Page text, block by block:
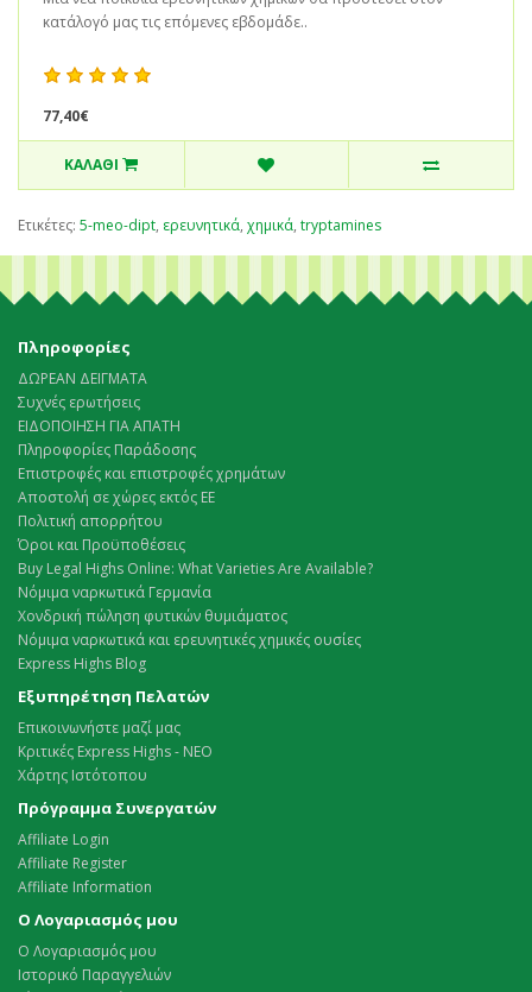
κατάλογό μας τις επόμενες εβδομάδε..
77,40€
ΚΑΛΆΘΙ
Ετικέτες: 5-meo-dipt, ερευνητικά, χημικά, tryptamines
Πληροφορίες
ΔΩΡΕΑΝ ΔΕΙΓΜΑΤΑ
Συχνές ερωτήσεις
ΕΙΔΟΠΟΙΗΣΗ ΓΙΑ ΑΠΑΤΗ
Πληροφορίες Παράδοσης
Επιστροφές και επιστροφές χρημάτων
Αποστολή σε χώρες εκτός ΕΕ
Πολιτική απορρήτου
Όροι και Προϋποθέσεις
Buy Legal Highs Online: What Varieties Are Available?
Νόμιμα ναρκωτικά Γερμανία
Χονδρική πώληση φυτικών θυμιάματος
Νόμιμα ναρκωτικά και ερευνητικές χημικές ουσίες
Express Highs Blog
Εξυπηρέτηση Πελατών
Επικοινωνήστε μαζί μας
Κριτικές Express Highs - ΝΕΟ
Χάρτης Ιστότοπου
Πρόγραμμα Συνεργατών
Affiliate Login
Affiliate Register
Affiliate Information
Ο Λογαριασμός μου
Ο Λογαριασμός μου
Ιστορικό Παραγγελιών